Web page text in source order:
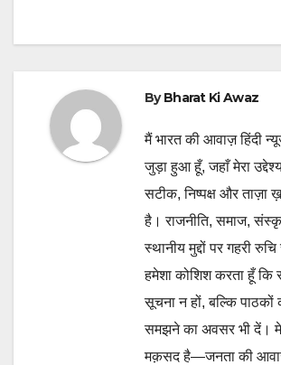
ByBharat Ki Awaz
मैं भारत की आवाज़ हिंदी
जुड़ा हुआ हूँ, जहाँ मेरा
सटीक, निष्पक्ष और ताज़ा
है। राजनीति, समाज,
स्थानीय मुद्दों पर गहरी
हमेशा कोशिश करता हूँ कि
सूचना न हों, बल्कि
समझने का अवसर भी दें।
मक़सद है—जनता की